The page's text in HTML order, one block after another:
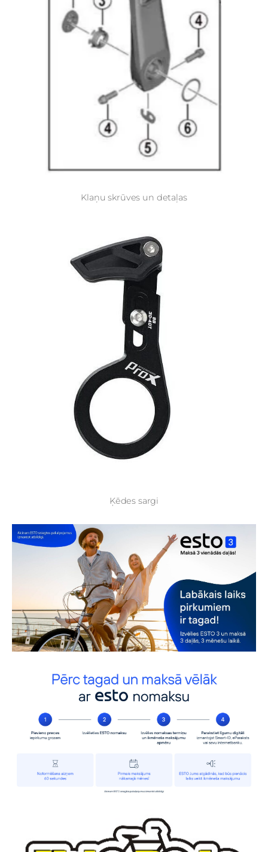
Klaņu skrūves un detaļas
Ķēdes sargi